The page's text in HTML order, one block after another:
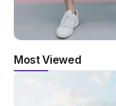
Most Viewed